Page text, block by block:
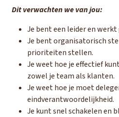
Dit verwachten we van jou:
Je bent een leider en werkt
Je bent organisatorisch
prioriteiten stellen.
Je weet hoe je effectief
zowel je team als klanten.
Je weet hoe je moet
eindverantwoordelijkheid.
Je kunt snel schakelen en